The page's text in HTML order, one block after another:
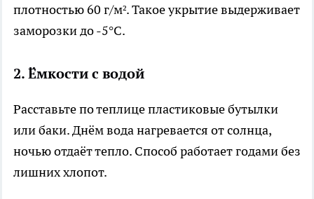
плотностью 60 г/м². Такое укрытие выдерживает
заморозки до -5°C.
2. Ёмкости с водой
Расставьте по теплице пластиковые бутылки
или баки. Днём вода нагревается от солнца,
ночью отдаёт тепло. Способ работает годами без
лишних хлопот.